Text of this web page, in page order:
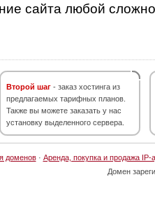
сайта любой
Второй шаг - заказ хостинга из
предлагаемых тарифных планов.
Также вы можете заказать у нас
установку выделенного сервера.
доменов· Аренда, покупка и продажа IP-
Домен